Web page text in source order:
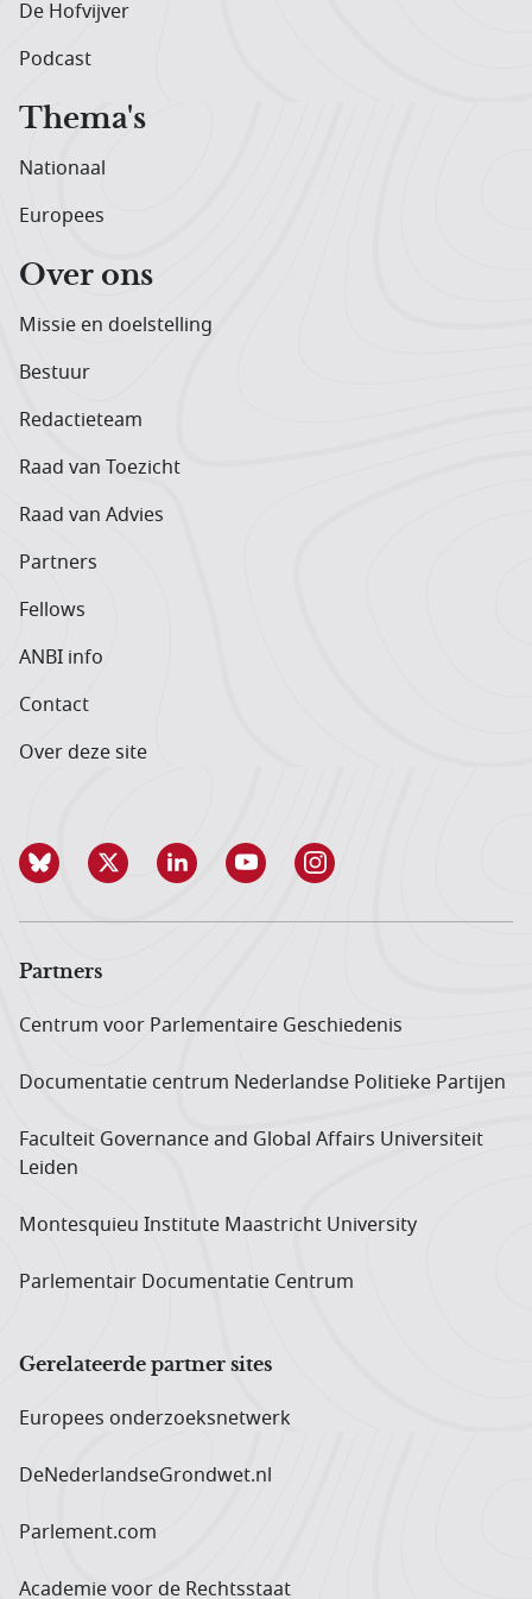
De Hofvijver
Podcast
Thema's
Nationaal
Europees
Over ons
Missie en doelstelling
Bestuur
Redactieteam
Raad van Toezicht
Raad van Advies
Partners
Fellows
ANBI info
Contact
Over deze site
Partners
Centrum voor Parlementaire Geschiedenis
Documentatie centrum Neder­landse Politieke Partijen
Faculteit Governance and Global Affairs Universiteit
Leiden
Montesquieu Institute Maastricht University
Parlementair Documentatie Centrum
Gerelateerde partner sites
Europees onderzoeks­netwerk
DeNederlandseGrondwet.nl
Parlement.com
Academie voor de Rechtsstaat